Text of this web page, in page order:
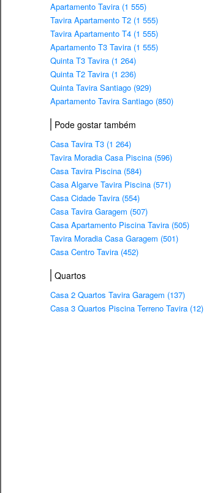
Apartamento Tavira (1 555)
Tavira Apartamento T2 (1 555)
Tavira Apartamento T4 (1 555)
Apartamento T3 Tavira (1 555)
Quinta T3 Tavira (1 264)
Quinta T2 Tavira (1 236)
Quinta Tavira Santiago (929)
Apartamento Tavira Santiago (850)
Pode gostar também
Casa Tavira T3 (1 264)
Tavira Moradia Casa Piscina (596)
Casa Tavira Piscina (584)
Casa Algarve Tavira Piscina (571)
Casa Cidade Tavira (554)
Casa Tavira Garagem (507)
Casa Apartamento Piscina Tavira (505)
Tavira Moradia Casa Garagem (501)
Casa Centro Tavira (452)
Quartos
Casa 2 Quartos Tavira Garagem (137)
Casa 3 Quartos Piscina Terreno Tavira (12)